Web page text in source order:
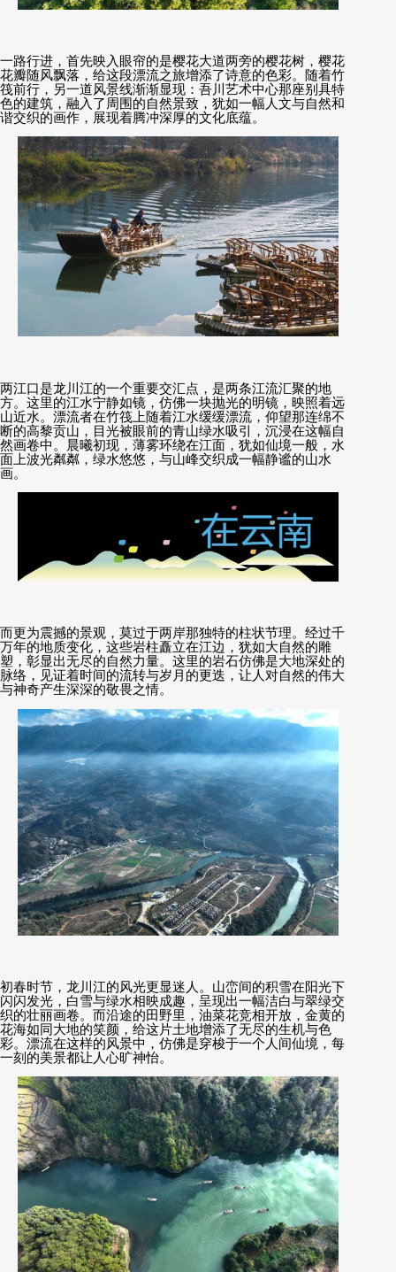
一路行进，首先映入眼帘的是樱花大道两旁的樱花树，樱花
花瓣随风飘落，给这段漂流之旅增添了诗意的色彩。随着竹
筏前行，另一道风景线渐渐显现：吾川艺术中心那座别具特
色的建筑，融入了周围的自然景致，犹如一幅人文与自然和
谐交织的画作，展现着腾冲深厚的文化底蕴。
两江口是龙川江的一个重要交汇点，是两条江流汇聚的地
方。这里的江水宁静如镜，仿佛一块抛光的明镜，映照着远
山近水。漂流者在竹筏上随着江水缓缓漂流，仰望那连绵不
断的高黎贡山，目光被眼前的青山绿水吸引，沉浸在这幅自
然画卷中。晨曦初现，薄雾环绕在江面，犹如仙境一般，水
面上波光粼粼，绿水悠悠，与山峰交织成一幅静谧的山水
画。
而更为震撼的景观，莫过于两岸那独特的柱状节理。经过千
万年的地质变化，这些岩柱矗立在江边，犹如大自然的雕
塑，彰显出无尽的自然力量。这里的岩石仿佛是大地深处的
脉络，见证着时间的流转与岁月的更迭，让人对自然的伟大
与神奇产生深深的敬畏之情。
初春时节，龙川江的风光更显迷人。山峦间的积雪在阳光下
闪闪发光，白雪与绿水相映成趣，呈现出一幅洁白与翠绿交
织的壮丽画卷。而沿途的田野里，油菜花竞相开放，金黄的
花海如同大地的笑颜，给这片土地增添了无尽的生机与色
彩。漂流在这样的风景中，仿佛是穿梭于一个人间仙境，每
一刻的美景都让人心旷神怡。